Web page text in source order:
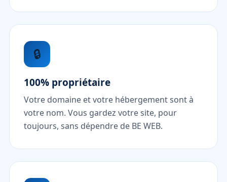
🔒
100% propriétaire
Votre domaine et votre hébergement sont à
votre nom. Vous gardez votre site, pour
toujours, sans dépendre de BE WEB.